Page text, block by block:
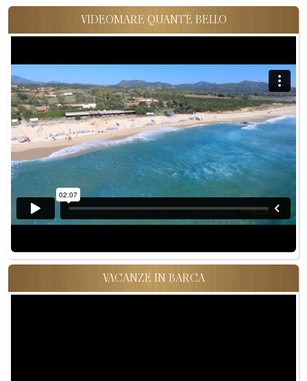
VIDEOMARE QUANT'È BELLO
VACANZE IN BARCA